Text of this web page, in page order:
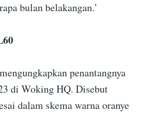
bulan belakangan.’
penantangnya
di Woking HQ. Disebut
dalam skema warna oranye